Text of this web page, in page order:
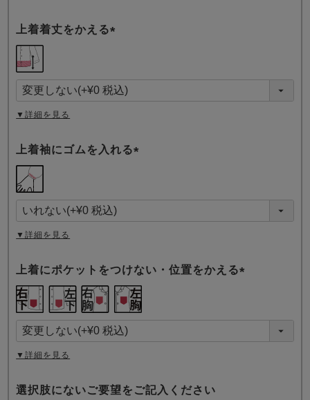
上着着丈をかえる
須
)
▼詳細を見る
上着袖にゴムを入れる
須
)
▼詳細を見る
上着にポケットをつけない・位置をかえる
須
)
▼詳細を見る
選択肢にないご要望をご記入ください